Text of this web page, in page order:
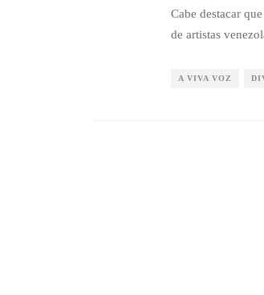
Cabe destacar
de artistas
A VIVA VOZ